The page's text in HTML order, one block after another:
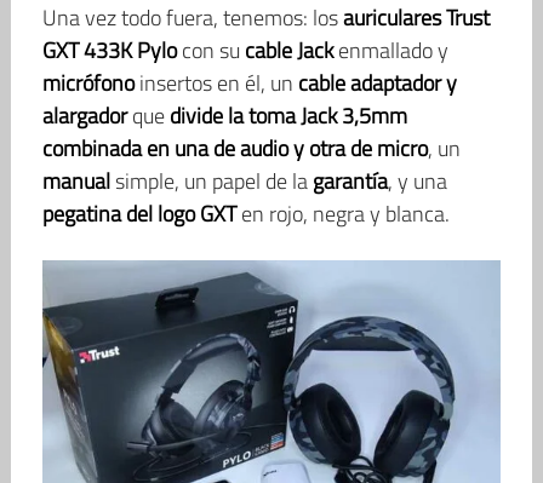
Una vez todo fuera, tenemos: losauriculares Trust
GXT 433K Pylocon su cable Jackenmallado y
micrófonoinsertos en él, un cable adaptador y
alargadorquedivide la toma Jack 3,5mm
combinada en una de audio y otra de micro, un
manualsimple, un papel de lagarantía, y una
pegatina del logo GXTen rojo, negra y blanca.